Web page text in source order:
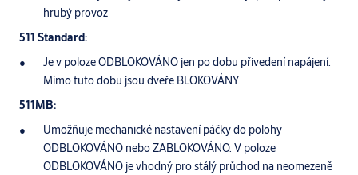
hrubý provoz
511 Standard:
Je v poloze ODBLOKOVÁNO jen po dobu přivedení napájení.
Mimo tuto dobu jsou dveře BLOKOVÁNY
511MB:
Umožňuje mechanické nastavení páčky do polohy
ODBLOKOVÁNO nebo ZABLOKOVÁNO. V poloze
ODBLOKOVÁNO je vhodný pro stálý průchod na neomezeně